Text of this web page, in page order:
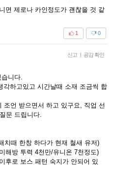
면 제로나 카인정도가 괜찮을 것 같
0
1
신고 | 공감 확인
니다.
하고있고 시간날때 소재 조금씩 합
조언 받으면서 하고 있구요, 직업 선
문 드립니다.
치때 한창 하다가 현재 철새 유저)
해방 투력 4천만/유니온 7천정도)
후로 보스 패턴 숙지가 안되어 있